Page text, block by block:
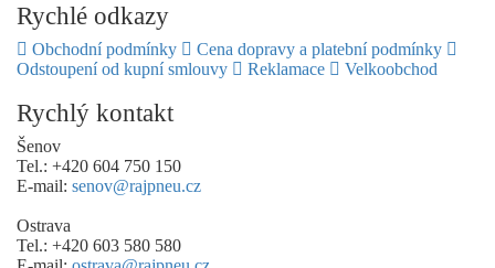
Rychlé odkazy
Obchodní podmínky
Cena dopravy a platební podmínky
Odstoupení od kupní smlouvy
Reklamace Velkoobchod
Rychlý kontakt
Šenov
Tel.: +420 604 750 150
E-mail: senov@rajpneu.cz
Ostrava
Tel.: +420 603 580 580